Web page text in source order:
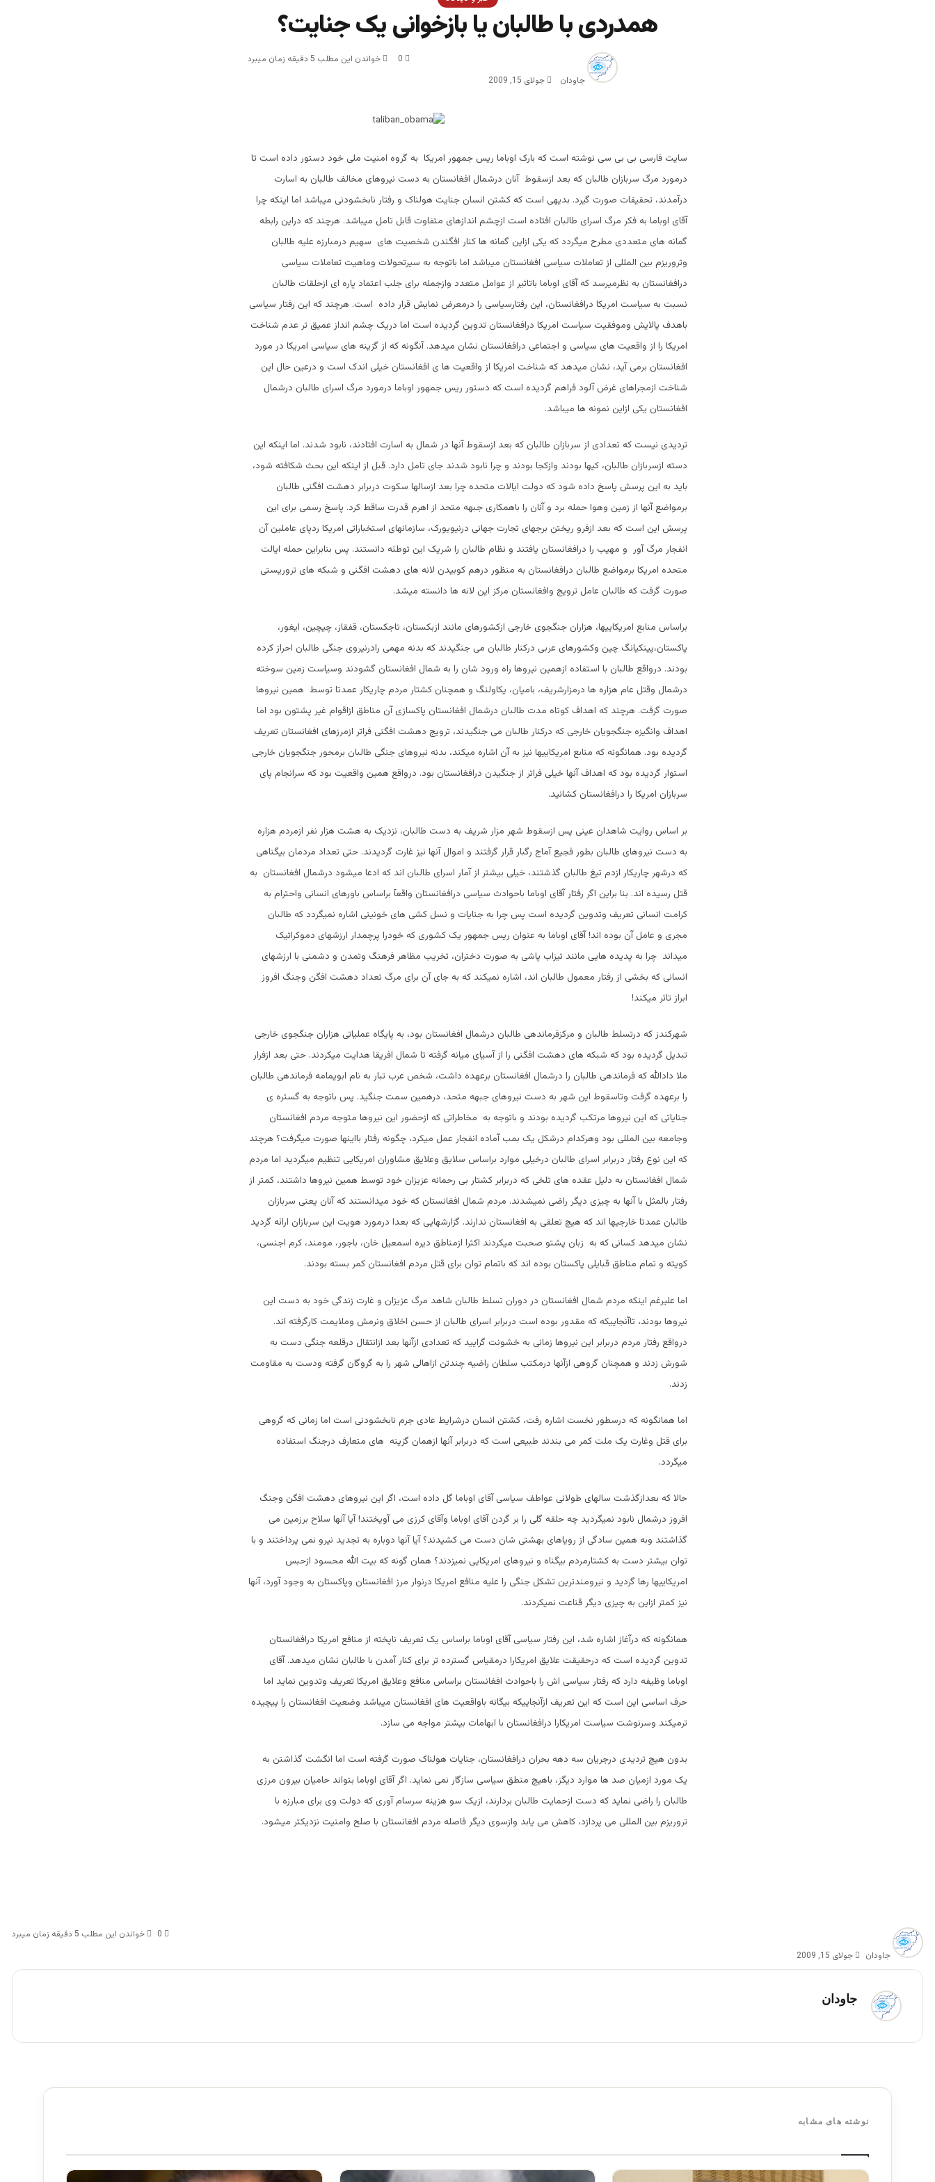
همدردی با طالبان یا بازخوانی یک جنایت؟
جاودان جولای 15, 2009
0 خواندن این مطلب 5 دقیقه زمان میبرد
سایت فارسی بی بی سی نوشته است که بارک اوباما ریس جمهور امریکا به گروه امنیت ملی خود دستور داده است تا
درمورد مرگ سربازان طالبان که بعد ازسقوط آنان درشمال افغانستان به دست نیروهای مخالف طالبان به اسارت
درآمدند، تحقیقات صورت گیرد. بدیهی است که کشتن انسان جنایت هولناک و رفتار نابخشودنی میباشد اما اینکه چرا
آقای اوباما به فکر مرگ اسرای طالبان افتاده است ازچشم اندازهای متفاوت قابل تامل میباشد. هرچند که دراین رابطه
گمانه های متعددی مطرح میگردد که یکی ازاین گمانه ها کنار افگندن شخصیت های سهیم درمبارزه علیه طالبان
وتروریزم بین المللی از تعاملات سیاسی افغانستان میباشد اما باتوجه به سیرتحولات وماهیت تعاملات سیاسی
درافغانستان به نظرمیرسد که آقای اوباما باتاثیر از عوامل متعدد وازجمله برای جلب اعتماد پاره ای ازحلقات طالبان
نسبت به سیاست امریکا درافغانستان، این رفتارسیاسی را درمعرض نمایش قرار داده است. هرچند که این رفتار سیاسی
باهدف پالایش وموفقیت سیاست امریکا درافغانستان تدوین گردیده است اما دریک چشم انداز عمیق تر عدم شناخت
امریکا را از واقعیت های سیاسی و اجتماعی درافغانستان نشان میدهد. آنگونه که از گزینه های سیاسی امریکا در مورد
افغانستان برمی آید، نشان میدهد که شناخت امریکا از واقعیت ها ی افغانستان خیلی اندک است و درعین حال این
شناخت ازمجراهای غرض آلود فراهم گردیده است که دستور ریس جمهور اوباما درمورد مرگ اسرای طالبان درشمال
افغانستان یکی ازاین نمونه ها میباشد.
تردیدی نیست که تعدادی از سربازان طالبان که بعد ازسقوط آنها در شمال به اسارت افتادند، نابود شدند. اما اینکه این
دسته ازسربازان طالبان، کیها بودند وازکجا بودند و چرا نابود شدند جای تامل دارد. قبل از اینکه این بحث شکافته شود،
باید به این پرسش پاسخ داده شود که دولت ایالات متحده چرا بعد ازسالها سکوت دربرابر دهشت افگنی طالبان
برمواضع آنها از زمین وهوا حمله برد و آنان را باهمکاری جبهه متحد از اهرم قدرت ساقط کرد. پاسخ رسمی برای این
پرسش این است که بعد ازفرو ریختن برجهای تجارت جهانی درنیویورک، سازمانهای استخباراتی امریکا ردپای عاملین آن
انفجار مرگ آور و مهیب را درافغانستان یافتند و نظام طالبان را شریک این توطئه دانستند. پس بنابراین حمله ایالت
متحده امریکا برمواضع طالبان درافغانستان به منظور درهم کوبیدن لانه های دهشت افگنی و شبکه های تروریستی
صورت گرفت که طالبان عامل ترویج وافغانستان مرکز این لانه ها دانسته میشد.
براساس منابع امریکاییها، هزاران جنگجوی خارجی ازکشورهای مانند ازبکستان، تاجکستان، قفقاز، چیچین، ایغور،
پاکستان،پینکیانگ چین وکشورهای عربی درکنار طالبان می جنگیدند که بدنه مهمی رادرنیروی جنگی طالبان احراز کرده
بودند. درواقع طالبان با استفاده ازهمین نیروها راه ورود شان را به شمال افغانستان گشودند وسیاست زمین سوخته
درشمال وقتل عام هزاره ها درمزارشریف، بامیان، یکاولنگ و همچنان کشتار مردم چاریکار عمدتا توسط همین نیروها
صورت گرفت. هرچند که اهداف کوتاه مدت طالبان درشمال افغانستان پاکسازی آن مناطق ازاقوام غیر پشتون بود اما
اهداف وانگیزه جنگجویان خارجی که درکنار طالبان می جنگیدند، ترویج دهشت افگنی فراتر ازمرزهای افغانستان تعریف
گردیده بود. همانگونه که منابع امریکاییها نیز به آن اشاره میکند، بدنه نیروهای جنگی طالبان برمحور جنگجویان خارجی
استوار گردیده بود که اهداف آنها خیلی فراتر از جنگیدن درافغانستان بود. درواقع همین واقعیت بود که سرانجام پای
سربازان امریکا را درافغانستان کشانید.
بر اساس روایت شاهدان عینی پس ازسقوط شهر مزار شریف به دست طالبان، نزدیک به هشت هزار نفر ازمردم هزاره
به دست نیروهای طالبان بطور فجیع آماج رگبار قرار گرفتند و اموال آنها نیز غارت گردیدند. حتی تعداد مردمان بیگناهی
که درشهر چاریکار ازدم تیغ طالبان گذشتند، خیلی بیشتر از آمار اسرای طالبان اند که ادعا میشود درشمال افغانستان به
قتل رسیده اند. بنا براین اگر رفتار آقای اوباما باحوادث سیاسی درافغانستان واقعآ براساس باورهای انسانی واحترام به
کرامت انسانی تعریف وتدوین گردیده است پس چرا به جنایات و نسل کشی های خونینی اشاره نمیگردد که طالبان
مجری و عامل آن بوده اند! آقای اوباما به عنوان ریس جمهور یک کشوری که خودرا پرچمدار ارزشهای دموکراتیک
میداند چرا به پدیده هایی مانند تیزاب پاشی به صورت دختران، تخریب مظاهر فرهنگ وتمدن و دشمنی با ارزشهای
انسانی که بخشی از رفتار معمول طالبان اند، اشاره نمیکند که به جای آن برای مرگ تعداد دهشت افگن وجنگ افروز
ابراز تاثر میکند!
شهرکندز که درتسلط طالبان و مرکزفرماندهی طالبان درشمال افغانستان بود، به پایگاه عملیاتی هزاران جنگجوی خارجی
تبدیل گردیده بود که شبکه های دهشت افگنی را از آسیای میانه گرفته تا شمال افریقا هدایت میکردند. حتی بعد ازفرار
ملا دادالله که فرماندهی طالبان را درشمال افغانستان برعهده داشت، شخص عرب تبار به نام ابویمامه فرماندهی طالبان
را برعهده گرفت وتاسقوط این شهر به دست نیروهای جبهه متحد، درهمین سمت جنگید. پس باتوجه به گستره ی
جنایاتی که این نیروها مرتکب گردیده بودند و باتوجه به مخاطراتی که ازحضور این نیروها متوجه مردم افغانستان
وجامعه بین المللی بود وهرکدام درشکل یک بمب آماده انفجار عمل میکرد، چگونه رفتار بااینها صورت میگرفت؟ هرچند
که این نوع رفتار دربرابر اسرای طالبان درخیلی موارد براساس سلایق وعلایق مشاوران امریکایی تنظیم میگردید اما مردم
شمال افغانستان به دلیل عقده های تلخی که دربرابر کشتار بی رحمانه عزیزان خود توسط همین نیروها داشتند، کمتر از
رفتار بالمثل با آنها به چیزی دیگر راضی نمیشدند. مردم شمال افغانستان که خود میدانستند که آنان یعنی سربازان
طالبان عمدتا خارجیها اند که هیچ تعلقی به افغانستان ندارند. گزارشهایی که بعدا درمورد هویت این سربازان ارائه گردید
نشان میدهد کسانی که به زبان پشتو صحبت میکردند اکثرا ازمناطق دیره اسمعیل خان، باجور، مومند، کرم اجنسی،
کویته و تمام مناطق قبایلی پاکستان بوده اند که باتمام توان برای قتل مردم افغانستان کمر بسته بودند.
اما علیرغم اینکه مردم شمال افغانستان در دوران تسلط طالبان شاهد مرگ عزیزان و غارت زندگی خود به دست این
نیروها بودند، تاآنجاییکه که مقدور بوده است دربرابر اسرای طالبان از حسن اخلاق ونرمش وملایمت کارگرفته اند.
درواقع رفتار مردم دربرابر این نیروها زمانی به خشونت گرایید که تعدادی ازآنها بعد ازانتقال درقلعه جنگی دست به
شورش زدند و همچنان گروهی ازآنها درمکتب سلطان راضیه چندتن ازاهالی شهر را به گروگان گرفته ودست به مقاومت
زدند.
اما همانگونه که درسطور نخست اشاره رفت، کشتن انسان درشرایط عادی جرم نابخشودنی است اما زمانی که گروهی
برای قتل وغارت یک ملت کمر می بندند طبیعی است که دربرابر آنها ازهمان گزینه های متعارف درجنگ استفاده
میگردد.
حالا که بعدازگذشت سالهای طولانی عواطف سیاسی آقای اوباما گل داده است، اگر این نیروهای دهشت افگن وجنگ
افروز درشمال نابود نمیگردید چه حلقه گلی را بر گردن آقای اوباما وآقای کرزی می آویختند! آیا آنها سلاح برزمین می
گذاشتند وبه همین سادگی از رویاهای بهشتی شان دست می کشیدند؟ آیا آنها دوباره به تجدید نیرو نمی پرداختند و با
توان بیشتر دست به کشتارمردم بیگناه و نیروهای امریکایی نمیزدند؟ همان گونه که بیت الله محسود ازحبس
امریکاییها رها گردید و نیرومندترین تشکل جنگی را علیه منافع امریکا درنوار مرز افغانستان وپاکستان به وجود آورد، آنها
نیز کمتر ازاین به چیزی دیگر قناعت نمیکردند.
همانگونه که درآغاز اشاره شد، این رفتار سیاسی آقای اوباما براساس یک تعریف ناپخته از منافع امریکا درافغانستان
تدوین گردیده است که درحقیقت علایق امریکارا درمقیاس گسترده تر برای کنار آمدن با طالبان نشان میدهد. آقای
اوباما وظیفه دارد که رفتار سیاسی اش را باحوادث افغانستان براساس منافع وعلایق امریکا تعریف وتدوین نماید اما
حرف اساسی این است که این تعریف ازآنجاییکه بیگانه باواقعیت های افغانستان میباشد وضعیت افغانستان را پیچیده
ترمیکند وسرنوشت سیاست امریکارا درافغانستان با ابهامات بیشتر مواجه می سازد.
بدون هیچ تردیدی درجریان سه دهه بحران درافغانستان، جنایات هولناک صورت گرفته است اما انگشت گذاشتن به
یک مورد ازمیان صد ها موارد دیگرَ، باهیچ منطق سیاسی سازگار نمی نماید. اگر آقای اوباما بتواند حامیان بیرون مرزی
طالبان را راضی نماید که دست ازحمایت طالبان بردارند، ازیک سو هزینه سرسام آوری که دولت وی برای مبارزه با
تروریزم بین المللی می پردازد، کاهش می یابد وازسوی دیگر فاصله مردم افغانستان با صلح وامنیت نزدیکتر میشود.
جاودان جولای 15, 2009
0 خواندن این مطلب 5 دقیقه زمان میبرد
جاودان
نوشته های مشابه